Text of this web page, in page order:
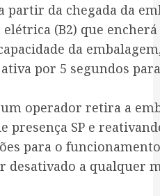
partir da chegada da
(B2) que
da
por 5 segundos
operador retira a
presença SP e
para o
desativado a qualquer